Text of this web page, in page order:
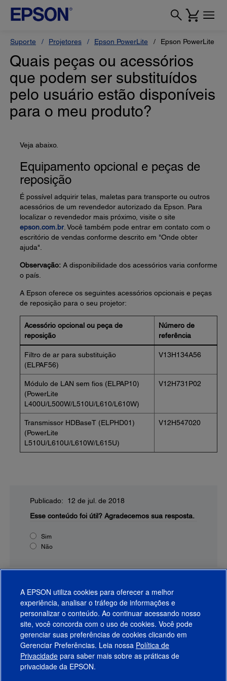
Suporte Projetores Epson PowerLite Epson PowerLite
Quais peças ou acessórios
que podem ser substituídos
pelo usuário estão disponíveis
para o meu produto?
Veja abaixo.
Equipamento opcional e peças de
reposição
É possível adquirir telas, maletas para transporte ou outros
acessórios de um revendedor autorizado da Epson. Para
localizar o revendedor mais próximo, visite o site
epson.com.br. Você também pode entrar em contato com o
escritório de vendas conforme descrito em "Onde obter
ajuda".
Observação: A disponibilidade dos acessórios varia conforme
o país.
A Epson oferece os seguintes acessórios opcionais e peças
de reposição para o seu projetor:
Acessório opcional ou peça de
reposição
Número de
referência
Filtro de ar para substituição
(ELPAF56)
V13H134A56
Módulo de LAN sem fios (ELPAP10)
(PowerLite
L400U/L500W/L510U/L610/L610W)
V12H731P02
Transmissor HDBaseT (ELPHD01)
(PowerLite
L510U/L610U/L610W/L615U)
V12H547020
Publicado: 12 de jul. de 2018
Esse conteúdo foi útil? Agradecemos sua resposta.
Sim
Não
Produtos
Suporte
A EPSON utiliza cookies para oferecer a melhor
experiência, analisar o tráfego de informações e
personalizar o conteúdo. Ao continuar acessando nosso
site, você concorda com o uso de cookies. Você pode
gerenciar suas preferências de cookies clicando em
Gerenciar Preferências. Leia nossa Política de
Privacidade para saber mais sobre as práticas de
privacidade da EPSON.